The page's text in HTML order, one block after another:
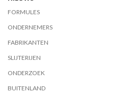
FORMULES
ONDERNEMERS
FABRIKANTEN
SLIJTERIJEN
ONDERZOEK
BUITENLAND